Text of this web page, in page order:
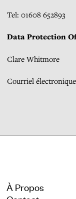
Tel: 01608 652893
Data Protection
Clare Whitmore
Courriel
À Propos